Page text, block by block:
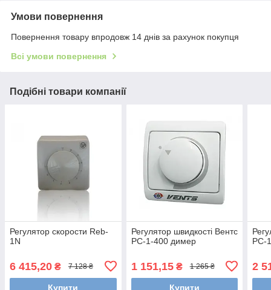
Умови повернення
Повернення товару впродовж 14 днів за рахунок покупця
Всі умови повернення
Подібні товари компанії
Регулятор скорости Reb-
1N
6 415,20 ₴ 7 128 ₴
Купити
Регулятор швидкості Вентс
РС-1-400 димер
1 151,15₴ 1 265 ₴
Купити
РС-
2